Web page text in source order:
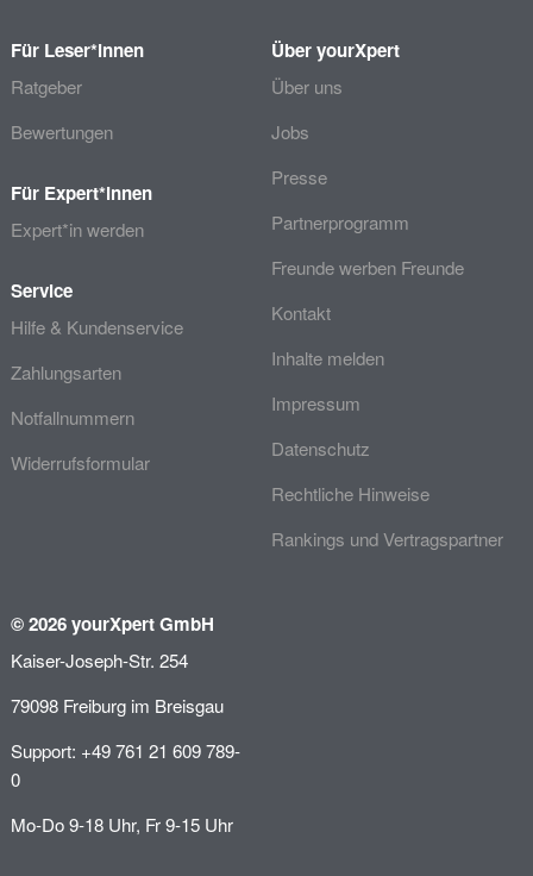
Für Leser*innen
Ratgeber
Bewertungen
Für Expert*innen
Expert*in werden
Service
Hilfe & Kundenservice
Zahlungsarten
Notfallnummern
Widerrufsformular
Über yourXpert
Über uns
Jobs
Presse
Partnerprogramm
Freunde werben Freunde
Kontakt
Inhalte melden
Impressum
Datenschutz
Rechtliche Hinweise
Rankings und Vertragspartner
© 2026 yourXpert GmbH
Kaiser-Joseph-Str. 254
79098 Freiburg im Breisgau
Support: +49 761 21 609 789-
0
Mo-Do 9-18 Uhr, Fr 9-15 Uhr